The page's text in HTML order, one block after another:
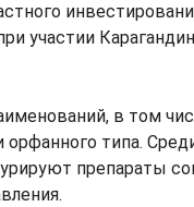
участии
в том
орфанного типа.
препараты